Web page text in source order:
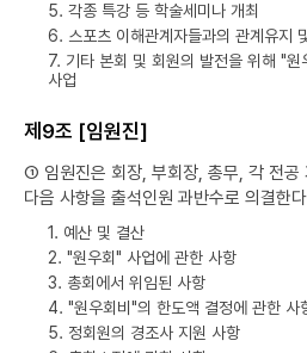
5. 각종 특강 등 학술세미나 개최
6. 스포츠 이해관계자들과의 관계유지
7. 기타 본회 및 회원의 발전을 위해 "
사업
제9조 [임원진]
① 임원진은 회장, 부회장, 총무, 각 전공
다음 사항을 출석인원 과반수로 의결한
1. 예산 및 결산
2. "원우회" 사업에 관한 사항
3. 총회에서 위임된 사항
4. "원우회비"의 한도액 결정에 관한 사
5. 정회원의 경조사 지원 사항